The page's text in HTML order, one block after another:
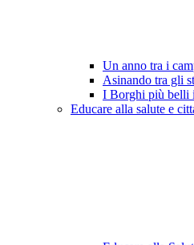
Un anno tra i
Asinando tra gli
I Borghi più belli
Educare alla salute e